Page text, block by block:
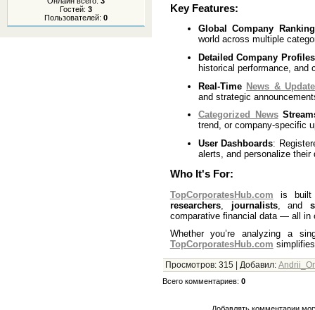
Гостей: 3
Пользователей: 0
Key Features:
Global Company
world across multiple
Detailed Company Profiles
historical performance, and
Real-Time News &
and strategic
Categorized News
trend, or company-specific
User Dashboards:
alerts, and personalize their
Who It's For:
TopCorporatesHub.com is
researchers, journalists, and
comparative financial data — all in
Whether you’re analyzing a
TopCorporatesHub.com
Просмотров: 315| Добавил:
Всего комментариев: 0